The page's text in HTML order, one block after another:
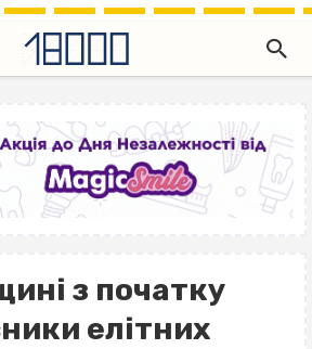
з початку
елітних